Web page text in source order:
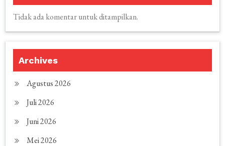
Tidak ada komentar untuk ditampilkan.
Archives
Agustus 2026
Juli 2026
Juni 2026
Mei 2026